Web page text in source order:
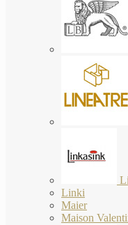
Linki
Maier
Maison